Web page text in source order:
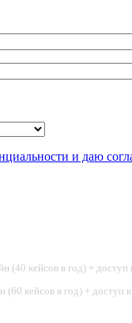
и даю
(40 кейсов в год) +
кейсов в год) + доступ